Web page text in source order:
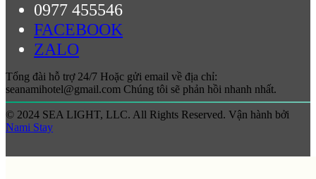
0977 455546
FACEBOOK
ZALO
Tổng đài hỗ trợ 24/7 Hoặc gửi email về địa chỉ:
seanamihotel@gmail.com Chúng tôi sẽ phản hồi nhanh nhất.
© 2024 SEA LIGHT, LLC. All Rights Reserved. Vận hành bởi
Nami Stay